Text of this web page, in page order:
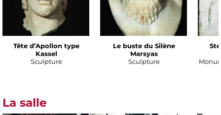
Tête d’Apollon type
Kassel
Sculpture
Le buste du Silène
Marsyas
Sculpture
La salle